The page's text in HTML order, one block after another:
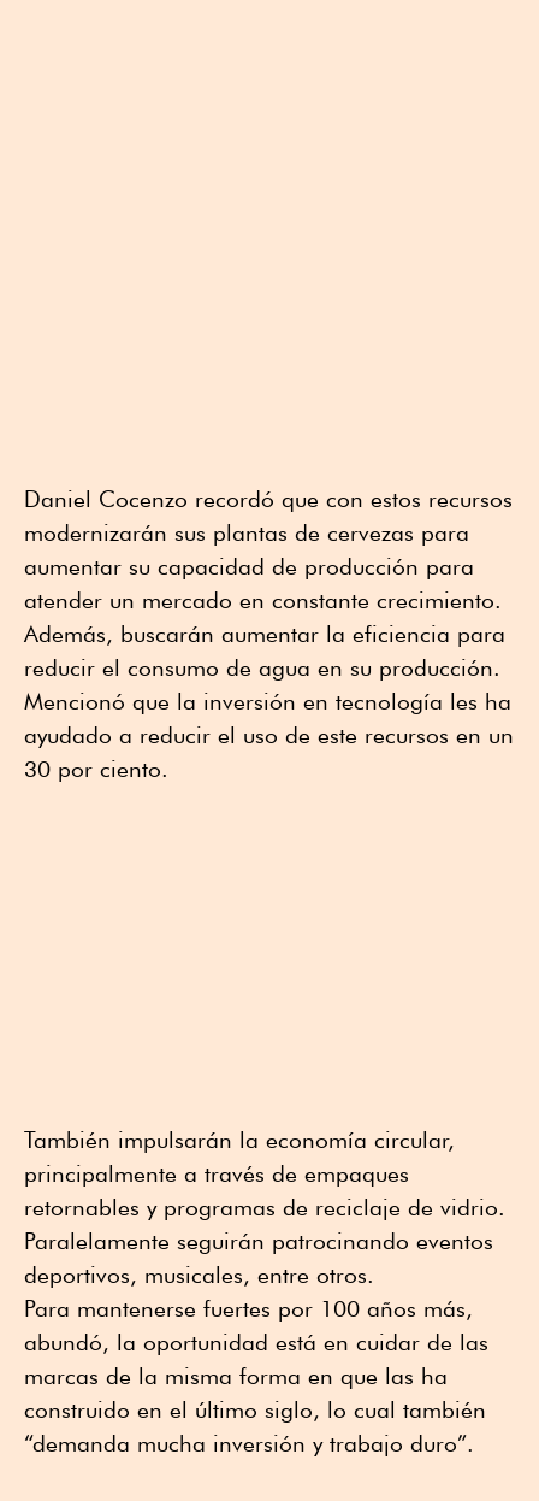
Daniel Cocenzo recordó que con estos recursos
modernizarán sus plantas de cervezas para
aumentar su capacidad de producción para
atender un mercado en constante crecimiento.
Además, buscarán aumentar la eficiencia para
reducir el consumo de agua en su producción.
Mencionó que la inversión en tecnología les ha
ayudado a reducir el uso de este recursos en un
30 por ciento.
También impulsarán la economía circular,
principalmente a través de empaques
retornables y programas de reciclaje de vidrio.
Paralelamente seguirán patrocinando eventos
deportivos, musicales, entre otros.
Para mantenerse fuertes por 100 años más,
abundó, la oportunidad está en cuidar de las
marcas de la misma forma en que las ha
construido en el último siglo, lo cual también
“demanda mucha inversión y trabajo duro”.